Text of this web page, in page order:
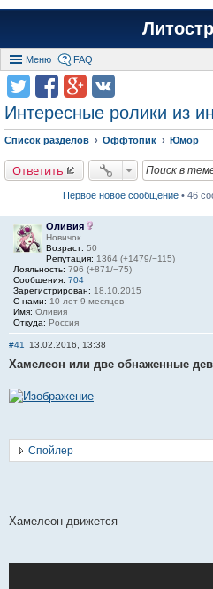
Меню FAQ
Интересныe ролики из
Список разделов Оффтопик Юмор
Ответить
Первое новое сообщение • 46
Оливия
Новичок
Возраст: 50
Репутация: 1364 (+1479/−115)
Лояльность: 796 (+871/−75)
Сообщения: 704
Зарегистрирован: 18.10.2015
С нами: 10 лет 9 месяцев
Имя: Оливия
Откуда: Россия
#41 13.02.2016, 13:38
Хамелеон или две обнаженные
Спойлер
Хамелеон движется